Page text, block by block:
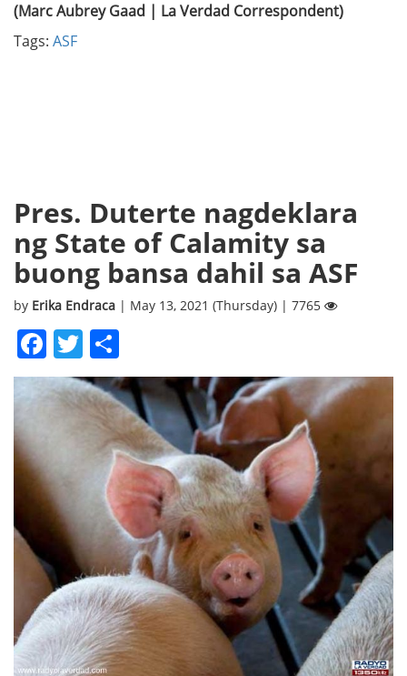
(Marc Aubrey Gaad | La Verdad Correspondent)
Tags: ASF
Pres. Duterte nagdeklara
ng State of Calamity sa
buong bansa dahil sa ASF
by Erika Endraca | May 13, 2021 (Thursday) | 7765
Facebook
Twitter